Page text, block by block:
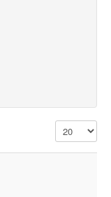
Affichage #